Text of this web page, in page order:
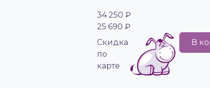
34 250 ₽
25 690 ₽
Cкидка
по
карте
В